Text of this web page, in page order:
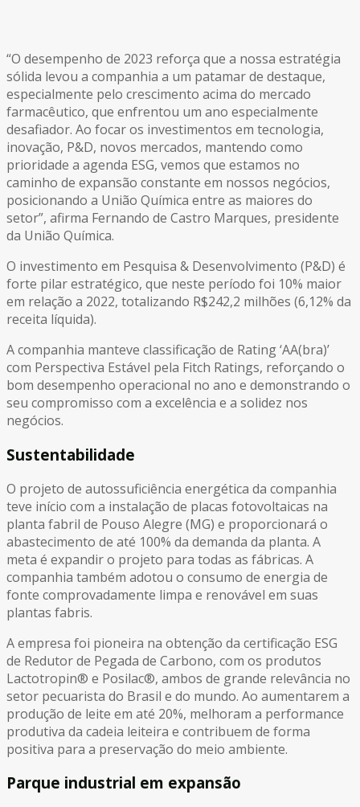
“O desempenho de 2023 reforça que a nossa estratégia
sólida levou a companhia a um patamar de destaque,
especialmente pelo crescimento acima do mercado
farmacêutico, que enfrentou um ano especialmente
desafiador. Ao focar os investimentos em tecnologia,
inovação, P&D, novos mercados, mantendo como
prioridade a agenda ESG, vemos que estamos no
caminho de expansão constante em nossos negócios,
posicionando a União Química entre as maiores do
setor”, afirma Fernando de Castro Marques, presidente
da União Química.
O investimento em Pesquisa & Desenvolvimento (P&D) é
forte pilar estratégico, que neste período foi 10% maior
em relação a 2022, totalizando R$242,2 milhões (6,12% da
receita líquida).
A companhia manteve classificação de Rating ‘AA(bra)’
com Perspectiva Estável pela Fitch Ratings, reforçando o
bom desempenho operacional no ano e demonstrando o
seu compromisso com a excelência e a solidez nos
negócios.
Sustentabilidade
O projeto de autossuficiência energética da companhia
teve início com a instalação de placas fotovoltaicas na
planta fabril de Pouso Alegre (MG) e proporcionará o
abastecimento de até 100% da demanda da planta. A
meta é expandir o projeto para todas as fábricas. A
companhia também adotou o consumo de energia de
fonte comprovadamente limpa e renovável em suas
plantas fabris.
A empresa foi pioneira na obtenção da certificação ESG
de Redutor de Pegada de Carbono, com os produtos
Lactotropin® e Posilac®, ambos de grande relevância no
setor pecuarista do Brasil e do mundo. Ao aumentarem a
produção de leite em até 20%, melhoram a performance
produtiva da cadeia leiteira e contribuem de forma
positiva para a preservação do meio ambiente.
Parque industrial em expansão